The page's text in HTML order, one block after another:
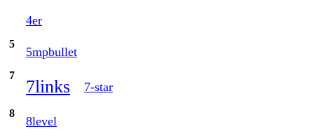
4er
5
5mpbullet
7
7links 7-star
8
8level